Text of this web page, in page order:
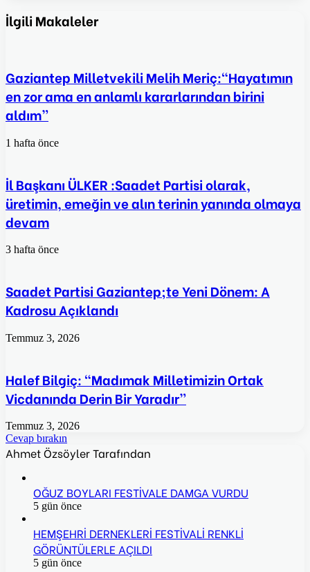
Posta
ile
İlgili Makaleler
Gaziantep Milletvekili Melih Meriç:“Hayatımın
en zor ama en anlamlı kararlarından birini
aldım”
1 hafta önce
İl Başkanı ÜLKER :Saadet Partisi olarak,
üretimin, emeğin ve alın terinin yanında olmaya
devam
3 hafta önce
Saadet Partisi Gaziantep;te Yeni Dönem: A
Kadrosu Açıklandı
Temmuz 3, 2026
Halef Bilgiç: “Madımak Milletimizin Ortak
Vicdanında Derin Bir Yaradır”
Temmuz 3, 2026
Cevap bırakın
Ahmet Özsöyler Tarafından
OĞUZ BOYLARI FESTİVALE DAMGA VURDU
5 gün önce
HEMŞEHRİ DERNEKLERİ FESTİVALİ RENKLİ
GÖRÜNTÜLERLE AÇILDI
5 gün önce